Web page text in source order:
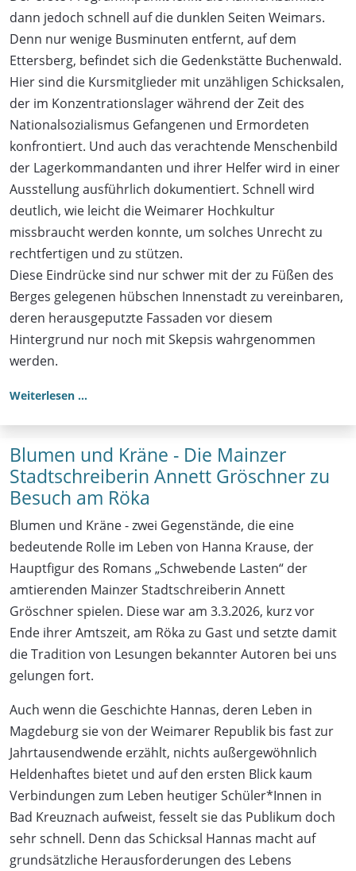
dann jedoch schnell auf die dunklen Seiten Weimars.
Denn nur wenige Busminuten entfernt, auf dem
Ettersberg, befindet sich die Gedenkstätte Buchenwald.
Hier sind die Kursmitglieder mit unzähligen Schicksalen,
der im Konzentrationslager während der Zeit des
Nationalsozialismus Gefangenen und Ermordeten
konfrontiert. Und auch das verachtende Menschenbild
der Lagerkommandanten und ihrer Helfer wird in einer
Ausstellung ausführlich dokumentiert. Schnell wird
deutlich, wie leicht die Weimarer Hochkultur
missbraucht werden konnte, um solches Unrecht zu
rechtfertigen und zu stützen.
Diese Eindrücke sind nur schwer mit der zu Füßen des
Berges gelegenen hübschen Innenstadt zu vereinbaren,
deren herausgeputzte Fassaden vor diesem
Hintergrund nur noch mit Skepsis wahrgenommen
werden.
Weiterlesen …
Blumen und Kräne - Die Mainzer
Stadtschreiberin Annett Gröschner zu
Besuch am Röka
Blumen und Kräne - zwei Gegenstände, die eine
bedeutende Rolle im Leben von Hanna Krause, der
Hauptfigur des Romans „Schwebende Lasten“ der
amtierenden Mainzer Stadtschreiberin Annett
Gröschner spielen. Diese war am 3.3.2026, kurz vor
Ende ihrer Amtszeit, am Röka zu Gast und setzte damit
die Tradition von Lesungen bekannter Autoren bei uns
gelungen fort.
Auch wenn die Geschichte Hannas, deren Leben in
Magdeburg sie von der Weimarer Republik bis fast zur
Jahrtausendwende erzählt, nichts außergewöhnlich
Heldenhaftes bietet und auf den ersten Blick kaum
Verbindungen zum Leben heutiger Schüler*Innen in
Bad Kreuznach aufweist, fesselt sie das Publikum doch
sehr schnell. Denn das Schicksal Hannas macht auf
grundsätzliche Herausforderungen des Lebens